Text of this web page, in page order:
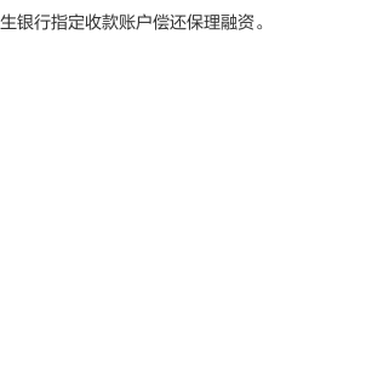
行指定收款账户偿还保理融资。